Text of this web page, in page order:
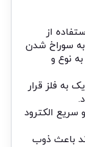
از
به سوراخ شدن
نوع و
به فلز قرار
الکترود
باعث ذوب